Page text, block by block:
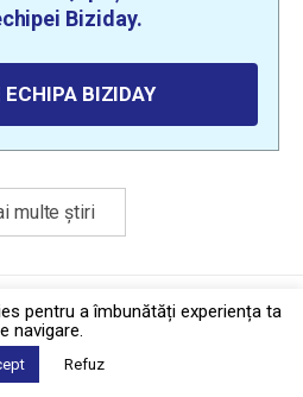
Biziday.
ECHIPA BIZIDAY
multe știri
·Contact
© Biziday
pentru a îmbunătăți experiența ta
navigare.
Refuz